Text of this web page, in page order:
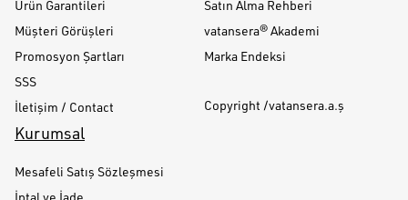
Ürün Garantileri
Müşteri Görüşleri
Promosyon Şartları
SSS
İletişim / Contact
Satın Alma Rehberi
vatansera® Akademi
Marka Endeksi
Copyright /vatansera.a.ş
Kurumsal
Mesafeli Satış Sözleşmesi
İptal ve İade